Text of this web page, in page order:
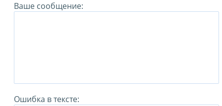
Ваше сообщение:
Ошибка в тексте: